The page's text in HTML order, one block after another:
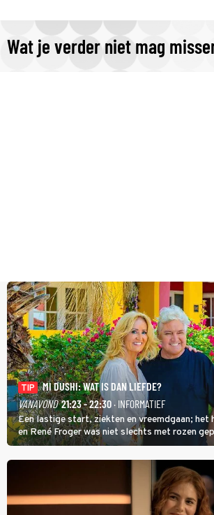
Wat je verder niet mag
TIP
MI DUSHI: WAT IS DAN LIEFDE?
VANAVOND 21:23 - 22:30 · INFORMATIEF
Een lastige start, ziekten en vreemdgaan; het
en René Froger was niet slechts met rozen
Wat Is Dan Liefde? neemt Wilfred Genee het
uit vissen om het over de liefde te hebben.